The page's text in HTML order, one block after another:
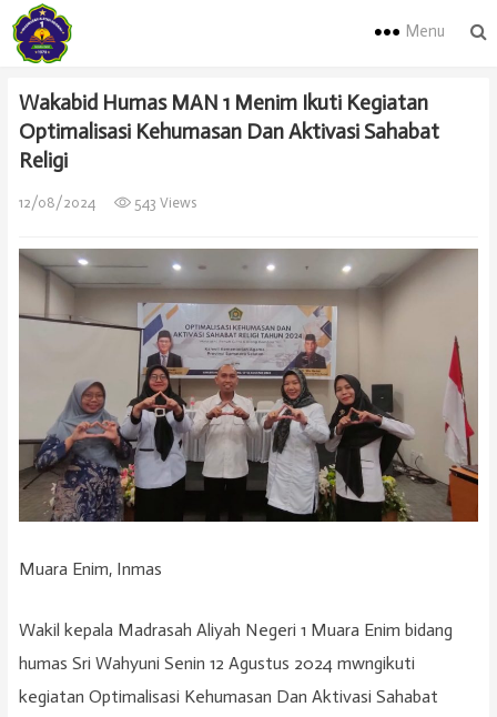
Menu
Wakabid Humas MAN 1 Menim Ikuti Kegiatan
Optimalisasi Kehumasan Dan Aktivasi Sahabat
Religi
12/08/2024 543 Views
Muara Enim, Inmas
Wakil kepala Madrasah Aliyah Negeri 1 Muara Enim bidang
humas Sri Wahyuni Senin 12 Agustus 2024 mwngikuti
kegiatan Optimalisasi Kehumasan Dan Aktivasi Sahabat